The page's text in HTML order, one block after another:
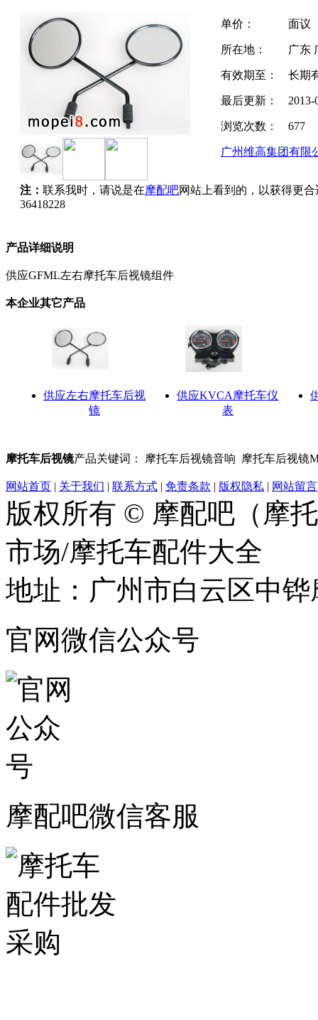
单价： 面议
所在地： 广东
有效期至： 长期
最后更新： 2013-
浏览次数： 677
广州维高集团有限
注： 联系我时，请说是在摩配吧网站上看到的，以获得更
36418228
产品详细说明
供应GFML左右摩托车后视镜组件
本企业其它产品
供应左右摩托车后视
镜
供应KVCA摩托车仪
表
摩托车后视镜产品关键词： 摩托车后视镜音响 摩托车后视镜
网站首页 | 关于我们 | 联系方式 | 免责条款 | 版权隐私 | 网站留言
版权所有 © 摩配吧（摩
市场/摩托车配件大全
地址：广州市白云区中
官网微信公众号
摩配吧微信客服